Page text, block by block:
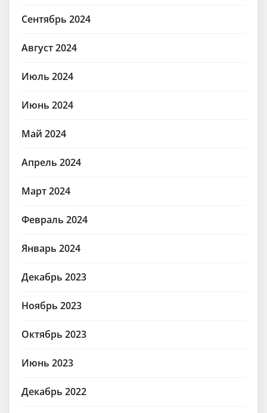
Сентябрь 2024
Август 2024
Июль 2024
Июнь 2024
Май 2024
Апрель 2024
Март 2024
Февраль 2024
Январь 2024
Декабрь 2023
Ноябрь 2023
Октябрь 2023
Июнь 2023
Декабрь 2022